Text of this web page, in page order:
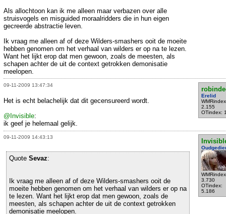
Als allochtoon kan ik me alleen maar verbazen over alle
struisvogels en misguided moraalridders die in hun eigen
gecreerde abstractie leven.
Ik vraag me alleen af of deze Wilders-smashers ooit de moeite
hebben genomen om het verhaal van wilders er op na te lezen.
Want het lijkt erop dat men gewoon, zoals de meesten, als
schapen achter de uit de context getrokken demonisatie
meelopen.
09-11-2009 13:47:34
Erelid
2.155
OTindex:
Het is echt belachelijk dat dit gecensureerd wordt.
@Invisible:
ik geef je helemaal gelijk.
09-11-2009 14:43:13
3.730
OTindex:
5.186
Quote Sevaz:
Ik vraag me alleen af of deze Wilders-smashers ooit de
moeite hebben genomen om het verhaal van wilders er op na
te lezen. Want het lijkt erop dat men gewoon, zoals de
meesten, als schapen achter de uit de context getrokken
demonisatie meelopen.